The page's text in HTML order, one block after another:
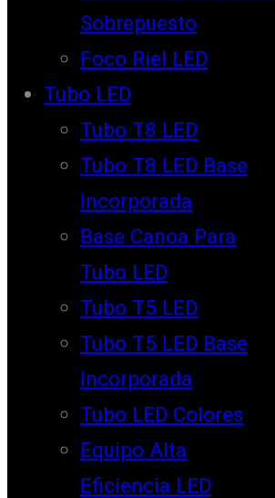
Sobrepuesto
Foco Riel LED
Tubo LED
Tubo T8 LED
Tubo T8 LED Base
Incorporada
Base Canoa Para
Tubo LED
Tubo T5 LED
Tubo T5 LED Base
Incorporada
Tubo LED Colores
Equipo Alta
Eficiencia LED